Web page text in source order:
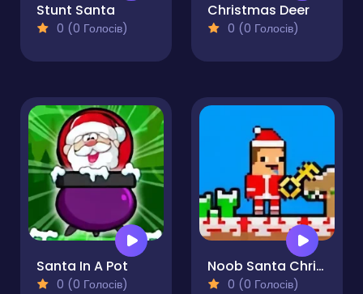
Stunt Santa
0 (0 Голосів)
Christmas Deer
0 (0 Голосів)
Santa In A Pot
0 (0 Голосів)
Noob Santa Christmas
0 (0 Голосів)